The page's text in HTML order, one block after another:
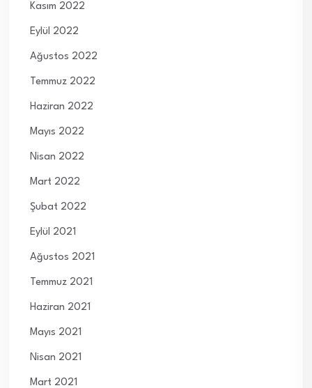
Kasım 2022
Eylül 2022
Ağustos 2022
Temmuz 2022
Haziran 2022
Mayıs 2022
Nisan 2022
Mart 2022
Şubat 2022
Eylül 2021
Ağustos 2021
Temmuz 2021
Haziran 2021
Mayıs 2021
Nisan 2021
Mart 2021